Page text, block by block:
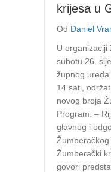
krijesa u
Od Daniel
U organizaciji
subotu 26.
župnog
14 sati,
novog broja
Program: –
glavnog i
Žumberački
govori